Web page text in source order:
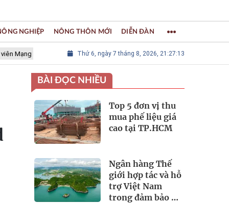
lưới các Thành phố Thủ công sáng tạo Thế giới LÀNG NGHỀ
Thứ 6, ngày 7 tháng 8, 2026, 21:27:14
NGHIỆP NÔNG THÔN MỚI DIỄN ĐÀN
BÀI ĐỌC NHIỀU
Top 5 đơn vị thu
mua phế liệu giá
cao tại TP.HCM
Ngân hàng Thế
giới hợp tác và hỗ
trợ Việt Nam
trong đảm bảo an